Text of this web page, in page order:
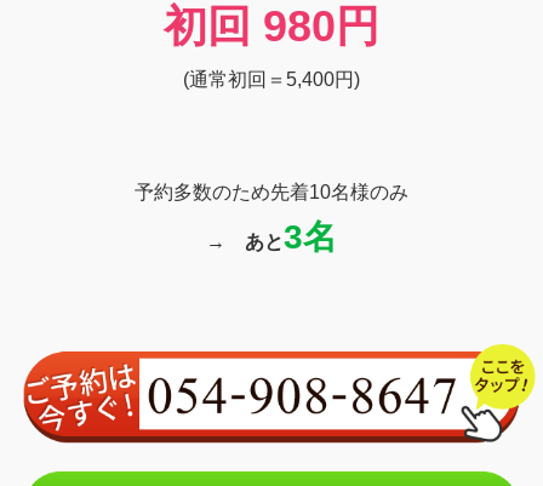
初回 980円
(通常初回＝5,400円)
予約多数のため先着10名様のみ
→ あと3名